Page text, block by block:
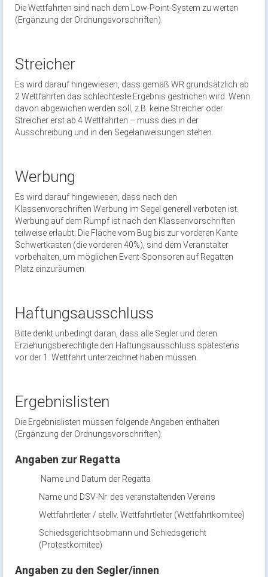
Die Wettfahrten sind nach dem Low-Point-System zu werten
(Ergänzung der Ordnungsvorschriften).
Streicher
Es wird darauf hingewiesen, dass gemäß WR grundsätzlich ab
2 Wettfahrten das schlechteste Ergebnis gestrichen wird. Wenn
davon abgewichen werden soll, z.B. keine Streicher oder
Streicher erst ab 4 Wettfahrten – muss dies in der
Ausschreibung und in den Segelanweisungen stehen.
Werbung
Es wird darauf hingewiesen, dass nach den
Klassenvorschriften Werbung im Segel generell verboten ist.
Werbung auf dem Rumpf ist nach den Klassenvorschriften
teilweise erlaubt: Die Fläche vom Bug bis zur vorderen Kante
Schwertkasten (die vorderen 40%), sind dem Veranstalter
vorbehalten, um möglichen Event-Sponsoren auf Regatten
Platz einzuräumen.
Haftungsausschluss
Bitte denkt unbedingt daran, dass alle Segler und deren
Erziehungsberechtigte den Haftungsausschluss spätestens
vor der 1. Wettfahrt unterzeichnet haben müssen.
Ergebnislisten
Die Ergebnislisten müssen folgende Angaben enthalten
(Ergänzung der Ordnungsvorschriften):
Angaben zur Regatta
Name und Datum der Regatta
Name und DSV-Nr. des veranstaltenden Vereins
Wettfahrtleiter / stellv. Wettfahrtleiter (Wettfahrtkomitee)
Schiedsgerichtsobmann und Schiedsgericht
(Protestkomitee)
Angaben zu den Segler/innen